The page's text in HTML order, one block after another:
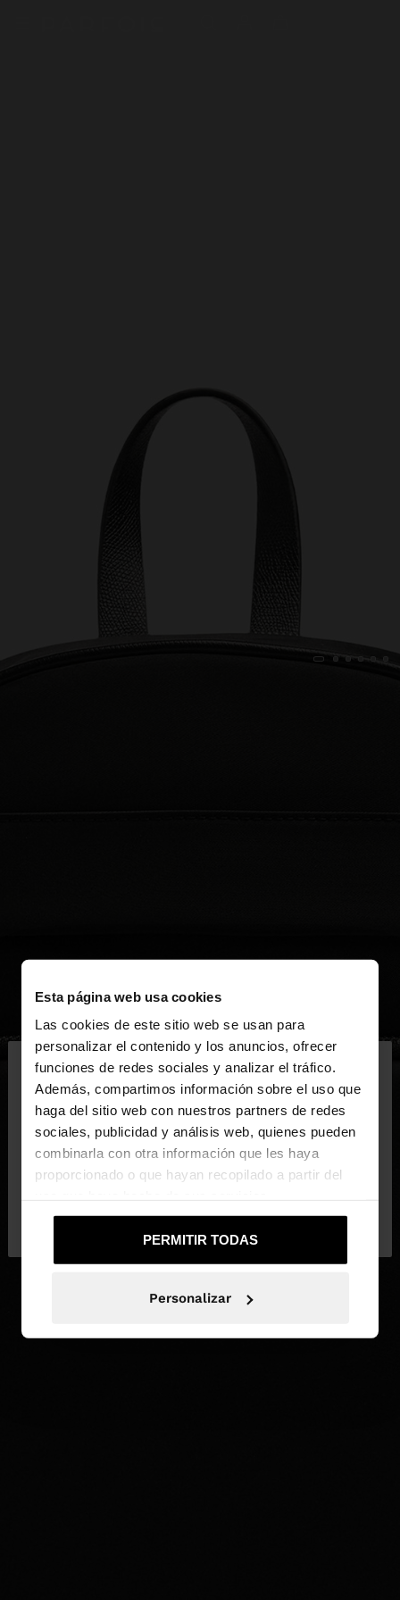
Esta página web usa cookies
Las cookies de este sitio web se usan para
personalizar el contenido y los anuncios, ofrecer
funciones de redes sociales y analizar el tráfico.
Además, compartimos información sobre el uso que
haga del sitio web con nuestros partners de redes
sociales, publicidad y análisis web, quienes pueden
combinarla con otra información que les haya
proporcionado o que hayan recopilado a partir del
PERMITIR TODAS
Personalizar
hola
Estás accediendo a la web de España. ¿Quieres ir a
la web de United States?